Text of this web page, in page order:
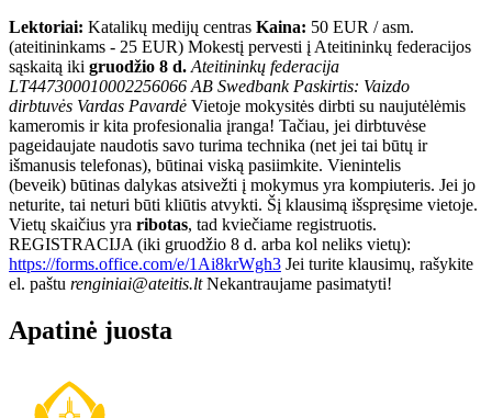
Lektoriai: Katalikų medijų centras Kaina: 50 EUR / asm.
(ateitininkams - 25 EUR) Mokestį pervesti į Ateitininkų federacijos
sąskaitą iki gruodžio 8 d. Ateitininkų federacija
LT447300010002256066 AB Swedbank Paskirtis: Vaizdo
dirbtuvės Vardas Pavardė Vietoje mokysitės dirbti su naujutėlėmis
kameromis ir kita profesionalia įranga! Tačiau, jei dirbtuvėse
pageidaujate naudotis savo turima technika (net jei tai būtų ir
išmanusis telefonas), būtinai viską pasiimkite. Vienintelis
(beveik) būtinas dalykas atsivežti į mokymus yra kompiuteris. Jei jo
neturite, tai neturi būti kliūtis atvykti. Šį klausimą išspręsime vietoje.
Vietų skaičius yra ribotas, tad kviečiame registruotis.
REGISTRACIJA (iki gruodžio 8 d. arba kol neliks vietų):
https://forms.office.com/e/1Ai8krWgh3 Jei turite klausimų, rašykite
el. paštu renginiai@ateitis.ltNekantraujame pasimatyti!
Apatinė juosta